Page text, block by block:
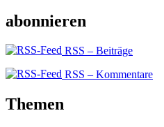
abonnieren
RSS – Beiträge
RSS – Kommentare
Themen